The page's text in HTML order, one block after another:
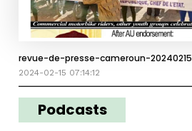
revue-de-presse-cameroun-20240215
2024-02-15 07:14:12
Podcasts